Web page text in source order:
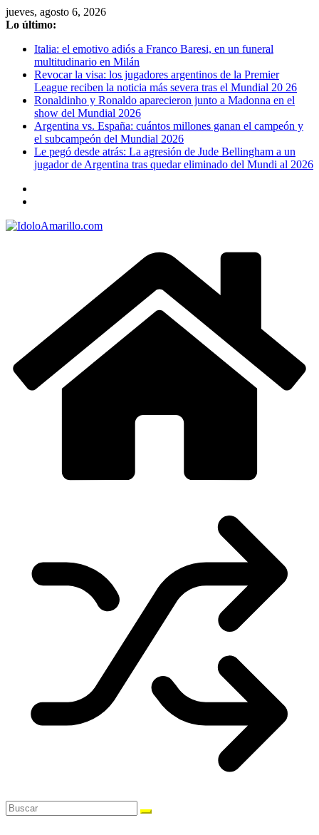
Saltar
al
jueves, agosto 6, 2026
Lo último:
Italia: el emotivo adiós a Franco Baresi, en un funeral
multitudinario en Milán
Revocar la visa: los jugadores argentinos de la Premier
League reciben la noticia más severa tras el Mundial 20 26
Ronaldinho y Ronaldo aparecieron junto a Madonna en el
show del Mundial 2026
Argentina vs. España: cuántos millones ganan el campeón y
el subcampeón del Mundial 2026
Le pegó desde atrás: La agresión de Jude Bellingham a un
jugador de Argentina tras quedar eliminado del Mundi al 2026